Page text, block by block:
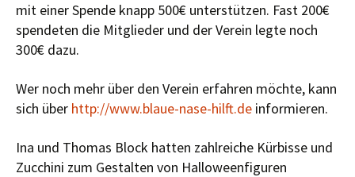
mit einer Spende knapp 500€ unterstützen. Fast 200€
spendeten die Mitglieder und der Verein legte noch
300€ dazu.
Wer noch mehr über den Verein erfahren möchte, kann
sich über http://www.blaue-nase-hilft.de informieren.
Ina und Thomas Block hatten zahlreiche Kürbisse und
Zucchini zum Gestalten von Halloweenfiguren